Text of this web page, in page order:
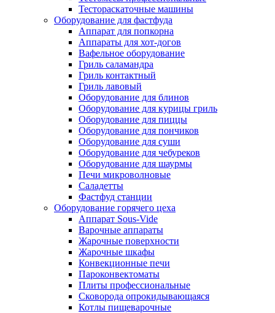
Тестораскаточные машины
Оборудование для фастфуда
Аппарат для попкорна
Аппараты для хот-догов
Вафельное оборудование
Гриль саламандра
Гриль контактный
Гриль лавовый
Оборудование для блинов
Оборудование для курицы гриль
Оборудование для пиццы
Оборудование для пончиков
Оборудование для суши
Оборудование для чебуреков
Оборудование для шаурмы
Печи микроволновые
Саладетты
Фастфуд станции
Оборудование горячего цеха
Аппарат Sous-Vide
Варочные аппараты
Жарочные поверхности
Жарочные шкафы
Конвекционные печи
Пароконвектоматы
Плиты профессиональные
Сковорода опрокидывающаяся
Котлы пищеварочные